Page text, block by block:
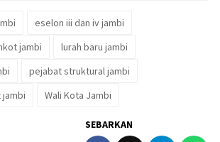
eselon iii dan iv jambi
jambi
lurah baru jambi
pejabat struktural jambi
Wali Kota Jambi
SEBARKAN